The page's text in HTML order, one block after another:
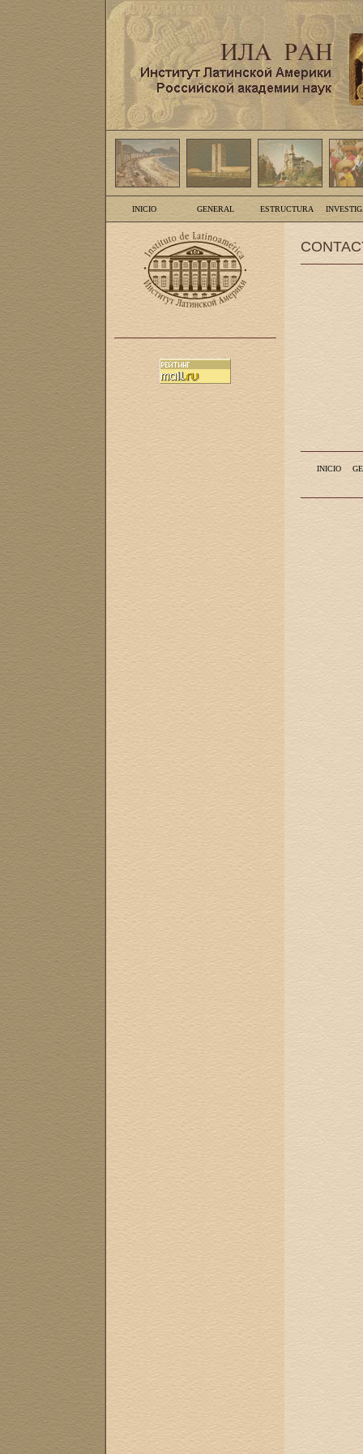
INICIO GENERAL ESTRUCTURA
INICIO